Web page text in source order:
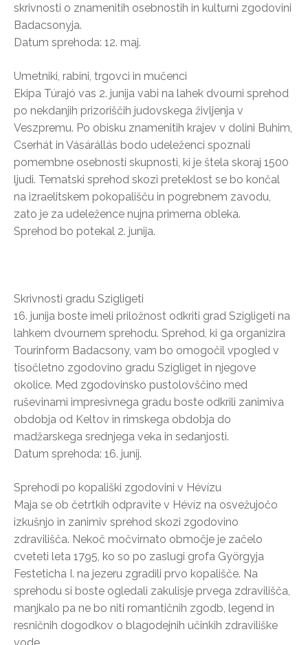
skrivnosti o znamenitih osebnostih in kulturni zgodovini
Badacsonyja.
Datum sprehoda: 12. maj.
Umetniki, rabini, trgovci in mučenci
Ekipa Túrajó vas 2. junija vabi na lahek dvourni sprehod
po nekdanjih prizoriščih judovskega življenja v
Veszpremu. Po obisku znamenitih krajev v dolini Buhim,
Cserhát in Vásárállás bodo udeleženci spoznali
pomembne osebnosti skupnosti, ki je štela skoraj 1500
ljudi. Tematski sprehod skozi preteklost se bo končal
na izraelitskem pokopališču in pogrebnem zavodu,
zato je za udeležence nujna primerna obleka.
Sprehod bo potekal 2. junija.
Skrivnosti gradu Szigligeti
16. junija boste imeli priložnost odkriti grad Szigligeti na
lahkem dvournem sprehodu. Sprehod, ki ga organizira
Tourinform Badacsony, vam bo omogočil vpogled v
tisočletno zgodovino gradu Szigliget in njegove
okolice. Med zgodovinsko pustolovščino med
ruševinami impresivnega gradu boste odkrili zanimiva
obdobja od Keltov in rimskega obdobja do
madžarskega srednjega veka in sedanjosti.
Datum sprehoda: 16. junij.
Sprehodi po kopališki zgodovini v Hévízu
Maja se ob četrtkih odpravite v Hévíz na osvežujočo
izkušnjo in zanimiv sprehod skozi zgodovino
zdravilišča. Nekoč močvirnato območje je začelo
cveteti leta 1795, ko so po zaslugi grofa Györgyja
Festeticha I. na jezeru zgradili prvo kopališče. Na
sprehodu si boste ogledali zakulisje prvega zdravilišča,
manjkalo pa ne bo niti romantičnih zgodb, legend in
resničnih dogodkov o blagodejnih učinkih zdraviliške